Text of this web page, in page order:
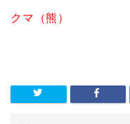
クマ（熊）